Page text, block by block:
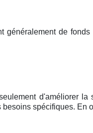
généralement de
d'améliorer
spécifiques. En